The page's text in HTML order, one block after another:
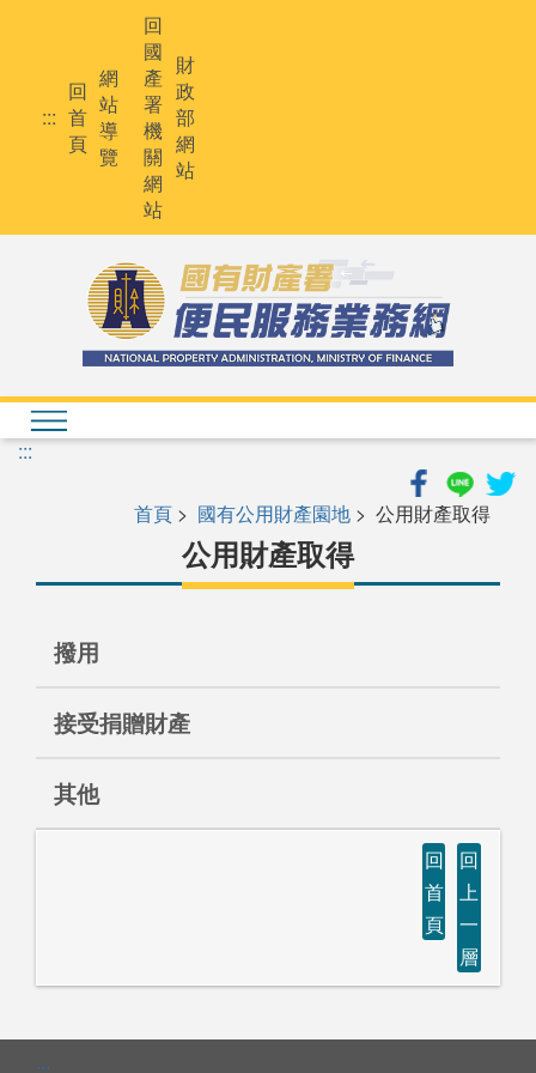
:::
回
首
頁
網
站
導
覽
回
國
產
署
機
關
網
站
財
政
部
網
站
:::
首頁 > 國有公用財產園地 > 公用財產取得
公用財產取得
撥用
接受捐贈財產
其他
回
首
頁
回
上
一
層